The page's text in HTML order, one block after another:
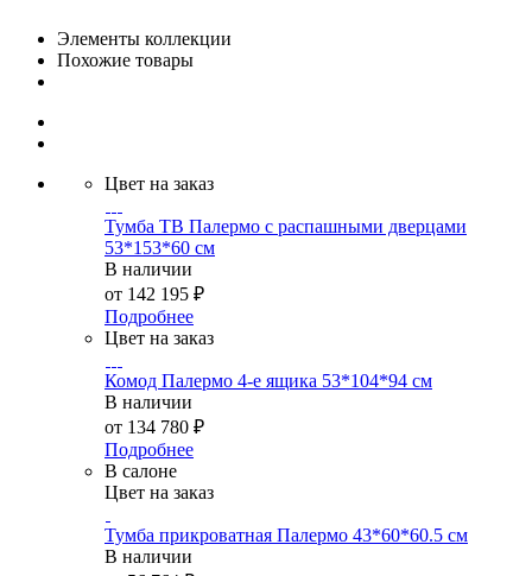
Элементы коллекции
Похожие товары
Цвет на заказ
Тумба ТВ Палермо с распашными дверцами
53*153*60 см
В наличии
от 142 195 ₽
Подробнее
Цвет на заказ
Комод Палермо 4-е ящика 53*104*94 см
В наличии
от 134 780 ₽
Подробнее
В салоне
Цвет на заказ
Тумба прикроватная Палермо 43*60*60.5 см
В наличии